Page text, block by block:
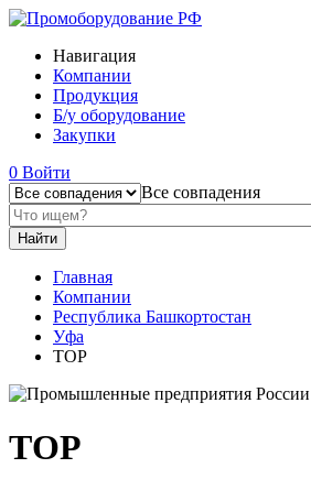
Навигация
Компании
Продукция
Б/у оборудование
Закупки
0 Войти
Все совпадения
Главная
Компании
Республика Башкортостан
Уфа
ТОР
ТОР